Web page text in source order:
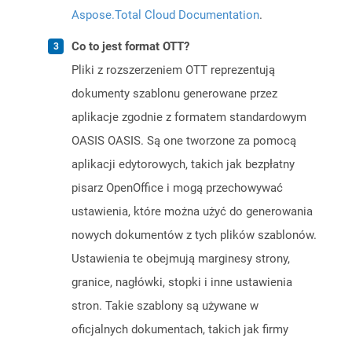
Aspose.Total Cloud Documentation.
Co to jest format OTT?
Pliki z rozszerzeniem OTT reprezentują
dokumenty szablonu generowane przez
aplikacje zgodnie z formatem standardowym
OASIS OASIS. Są one tworzone za pomocą
aplikacji edytorowych, takich jak bezpłatny
pisarz OpenOffice i mogą przechowywać
ustawienia, które można użyć do generowania
nowych dokumentów z tych plików szablonów.
Ustawienia te obejmują marginesy strony,
granice, nagłówki, stopki i inne ustawienia
stron. Takie szablony są używane w
oficjalnych dokumentach, takich jak firmy